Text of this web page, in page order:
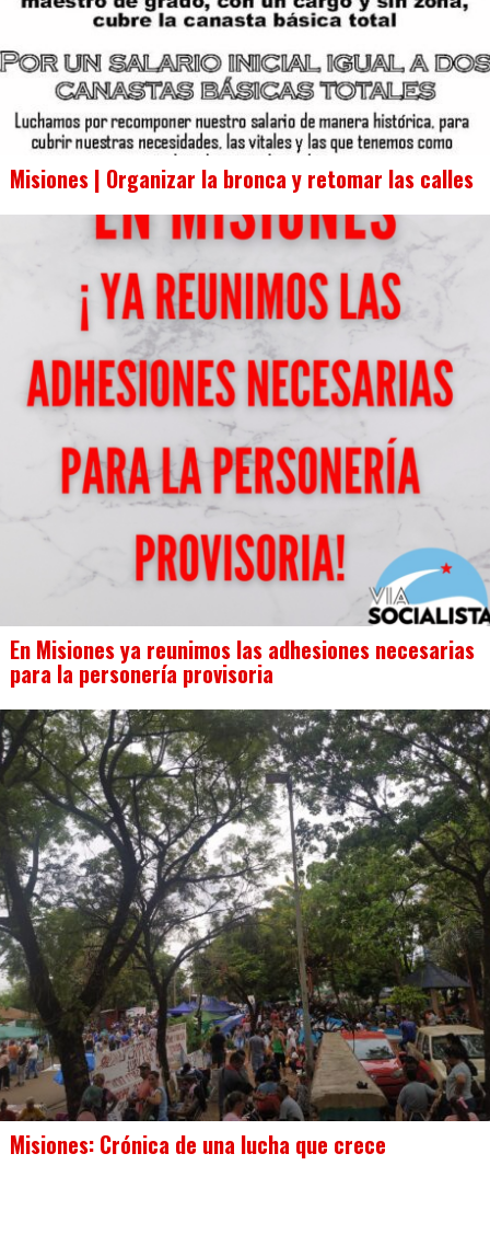
Misiones | Organizar la bronca y retomar las calles
En Misiones ya reunimos las adhesiones necesarias
para la personería provisoria
Misiones: Crónica de una lucha que crece